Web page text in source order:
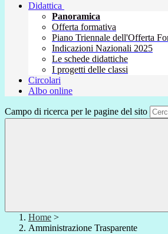
Didattica
Panoramica
Offerta formativa
Piano Triennale dell'Offerta
Indicazioni Nazionali 2025
Le schede didattiche
I progetti delle classi
Circolari
Albo online
Campo di ricerca per le pagine del sito
Home >
Amministrazione Trasparente